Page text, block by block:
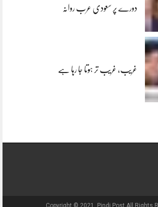
دورے پر سعودی عرب روانہ
غریب، غریب تر ہوتا جا رہا ہے